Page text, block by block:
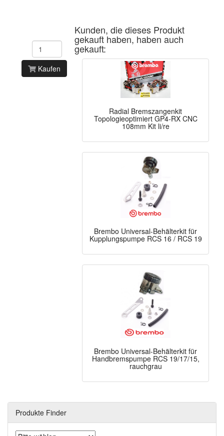
Kaufen
Kunden, die dieses Produkt
gekauft haben, haben auch
gekauft:
Radial Bremszangenkit
Topologieoptimiert GP4-RX CNC
108mm Kit li/re
Brembo Universal-Behälterkit für
Kupplungspumpe RCS 16 / RCS 19
Brembo Universal-Behälterkit für
Handbremspumpe RCS 19/17/15,
rauchgrau
Produkte Finder